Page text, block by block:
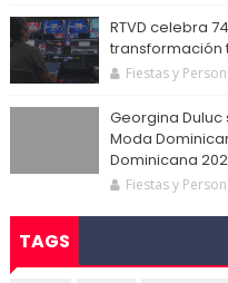
RTVD celebra
transformación
Fiestas y
Georgina
Moda
Dominicana
Fiestas y
TAGS